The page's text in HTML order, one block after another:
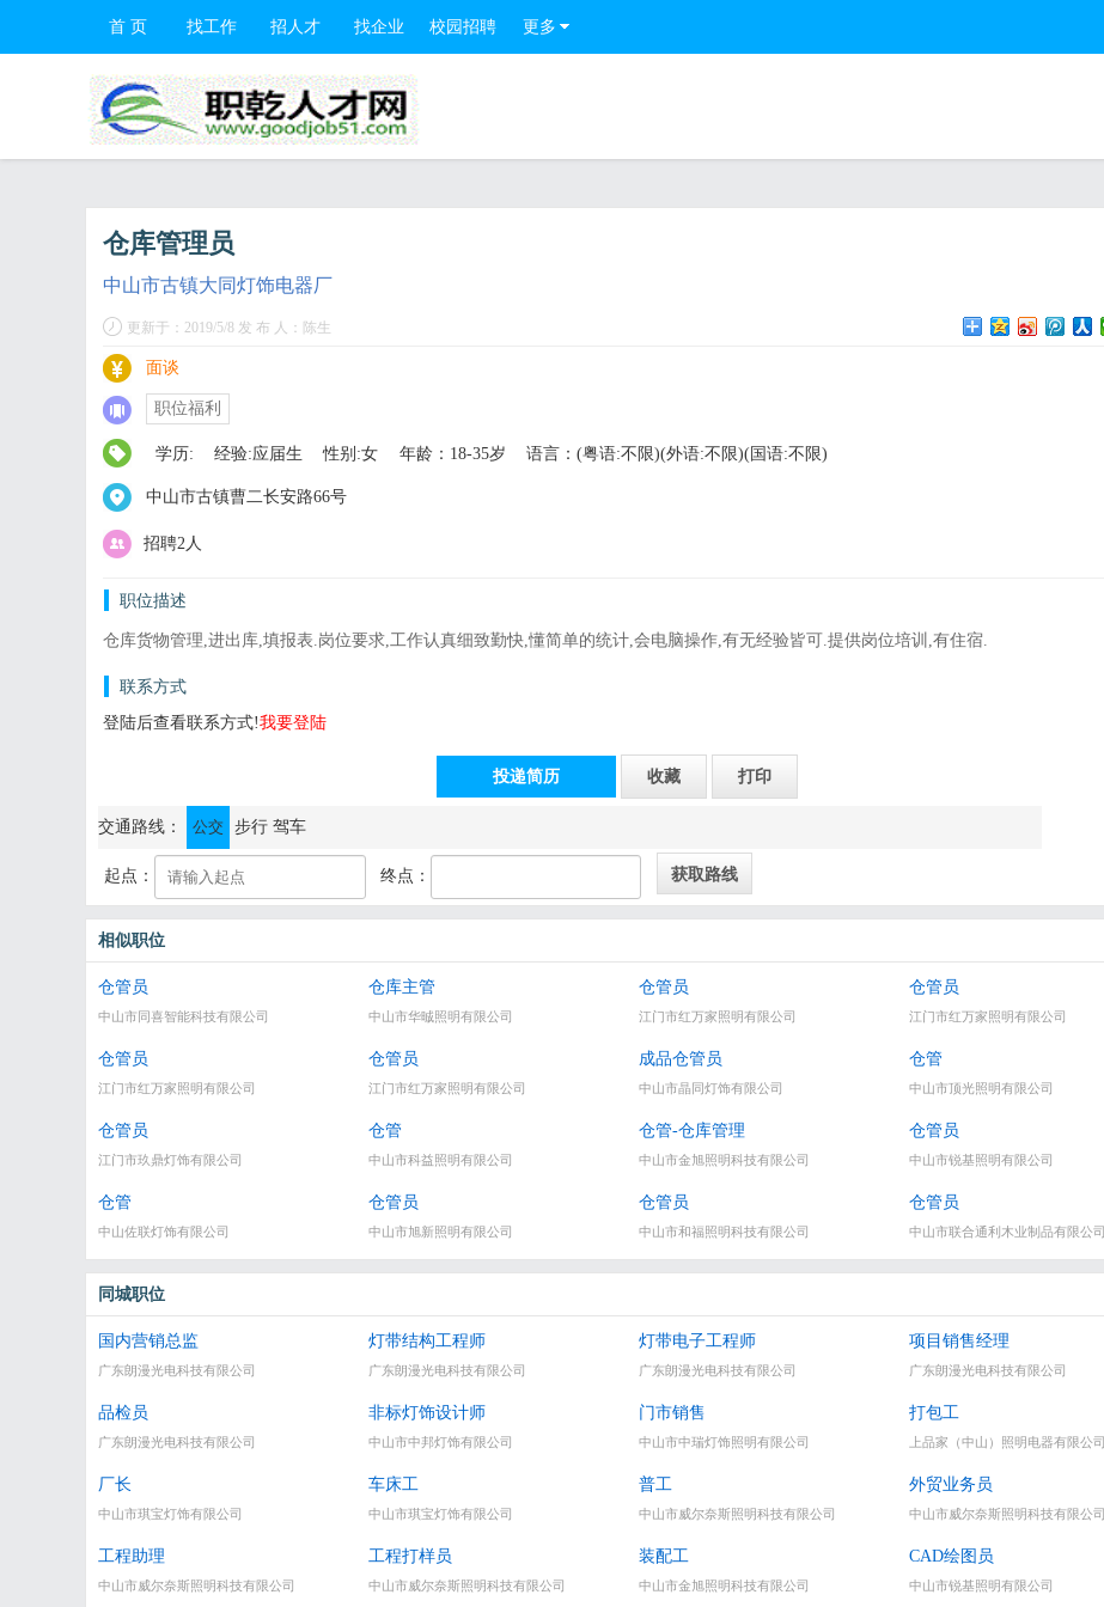
首 页 找工作 招人才 找企业 校园招聘 更多
仓库管理员
中山市古镇大同灯饰电器厂
更新于：2019/5/8 发 布 人：陈生
面谈
职位福利
学历: 经验:应届生 性别:女 年龄：18-35岁 语言：(粤语:不限)(外语:不限)(国语:不限)
中山市古镇曹二长安路66号
招聘2人
职位描述
仓库货物管理,进出库,填报表.岗位要求,工作认真细致勤快,懂简单的统计,会电脑操作,有无经验皆可.提供岗位培训,有住宿.
联系方式
登陆后查看联系方式!我要登陆
投递简历 收藏 打印
通讯地址：中山市古镇曹二长安路66号
交通路线： 公交 步行 驾车
起点： 终点：
相似职位
仓管员
中山市同喜智能科技有限公司
仓库主管
中山市华晠照明有限公司
仓管员
江门市红万家照明有限公司
仓管员
江门市红万家照明有限公司
仓管员
江门市红万家照明有限公司
仓管员
江门市红万家照明有限公司
成品仓管员
中山市晶同灯饰有限公司
仓管
中山市顶光照明有限公司
仓管员
江门市玖鼎灯饰有限公司
仓管
中山市科益照明有限公司
仓管-仓库管理
中山市金旭照明科技有限公司
仓管员
中山市锐基照明有限公司
仓管
中山佐联灯饰有限公司
仓管员
中山市旭新照明有限公司
仓管员
中山市和福照明科技有限公司
仓管员
中山市联合通利木业制品有限公司
同城职位
国内营销总监
广东朗漫光电科技有限公司
灯带结构工程师
广东朗漫光电科技有限公司
灯带电子工程师
广东朗漫光电科技有限公司
项目销售经理
广东朗漫光电科技有限公司
品检员
广东朗漫光电科技有限公司
非标灯饰设计师
中山市中邦灯饰有限公司
门市销售
中山市中瑞灯饰照明有限公司
打包工
上品家（中山）照明电器有限公司
厂长
中山市琪宝灯饰有限公司
车床工
中山市琪宝灯饰有限公司
普工
中山市威尔奈斯照明科技有限公司
外贸业务员
中山市威尔奈斯照明科技有限公司
工程助理
中山市威尔奈斯照明科技有限公司
工程打样员
中山市威尔奈斯照明科技有限公司
装配工
中山市金旭照明科技有限公司
CAD绘图员
中山市锐基照明有限公司